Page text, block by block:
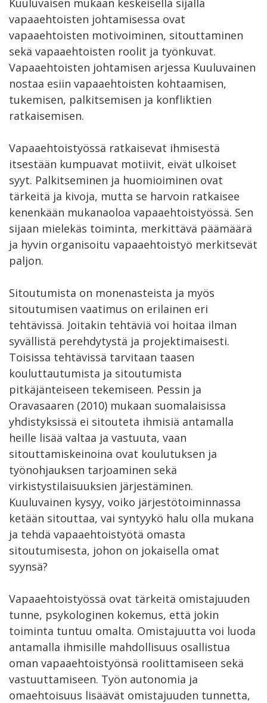
vapaaehtoisten johtamisessa ovat
vapaaehtoisten motivoiminen, sitouttaminen
sekä vapaaehtoisten roolit ja työnkuvat.
Vapaaehtoisten johtamisen arjessa Kuuluvainen
nostaa esiin vapaaehtoisten kohtaamisen,
tukemisen, palkitsemisen ja konfliktien
ratkaisemisen.
Vapaaehtoistyössä ratkaisevat ihmisestä
itsestään kumpuavat motiivit, eivät ulkoiset
syyt. Palkitseminen ja huomioiminen ovat
tärkeitä ja kivoja, mutta se harvoin ratkaisee
kenenkään mukanaoloa vapaaehtoistyössä. Sen
sijaan mielekäs toiminta, merkittävä päämäärä
ja hyvin organisoitu vapaaehtoistyö merkitsevät
paljon.
Sitoutumista on monenasteista ja myös
sitoutumisen vaatimus on erilainen eri
tehtävissä. Joitakin tehtäviä voi hoitaa ilman
syvällistä perehdytystä ja projektimaisesti.
Toisissa tehtävissä tarvitaan taasen
kouluttautumista ja sitoutumista
pitkäjänteiseen tekemiseen. Pessin ja
Oravasaaren (2010) mukaan suomalaisissa
yhdistyksissä ei sitouteta ihmisiä antamalla
heille lisää valtaa ja vastuuta, vaan
sitouttamiskeinoina ovat koulutuksen ja
työnohjauksen tarjoaminen sekä
virkistystilaisuuksien järjestäminen.
Kuuluvainen kysyy, voiko järjestötoiminnassa
ketään sitouttaa, vai syntyykö halu olla mukana
ja tehdä vapaaehtoistyötä omasta
sitoutumisesta, johon on jokaisella omat
syynsä?
Vapaaehtoistyössä ovat tärkeitä omistajuuden
tunne, psykologinen kokemus, että jokin
toiminta tuntuu omalta. Omistajuutta voi luoda
antamalla ihmisille mahdollisuus osallistua
oman vapaaehtoistyönsä roolittamiseen sekä
vastuuttamiseen. Työn autonomia ja
omaehtoisuus lisäävät omistajuuden tunnetta,